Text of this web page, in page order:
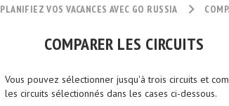
PLANIFIEZ VOS VACANCES AVEC GO RUSSIA
COMPARER LES CIRCUITS
Vous pouvez sélectionner jusqu'à trois circuits et
les circuits sélectionnés dans les cases ci-dessous.